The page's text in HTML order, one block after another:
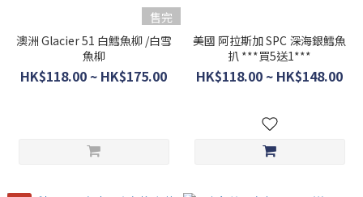
售完
澳洲 Glacier 51 白鱈魚柳 /白雪
魚柳
HK$118.00 ~ HK$175.00
美國 阿拉斯加 SPC 深海銀鱈魚
扒 ***買5送1***
HK$118.00 ~ HK$148.00